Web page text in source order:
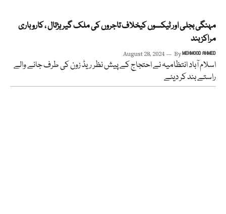
مہنگی بجلی اور ٹیکسوں کیخلاف تاجروں کی ملک گیر ہڑتال ، کاروباری
مراکز بند
August 28, 2024 ByMEHMOOD AHMED
اسلام آباد انتظامیہ نے احتجاج کے پیش نظر ریڈ زون کی طرف جانے والے
راستے بند کر دیئے